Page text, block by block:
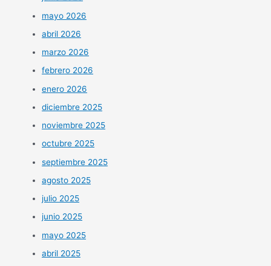
mayo 2026
abril 2026
marzo 2026
febrero 2026
enero 2026
diciembre 2025
noviembre 2025
octubre 2025
septiembre 2025
agosto 2025
julio 2025
junio 2025
mayo 2025
abril 2025